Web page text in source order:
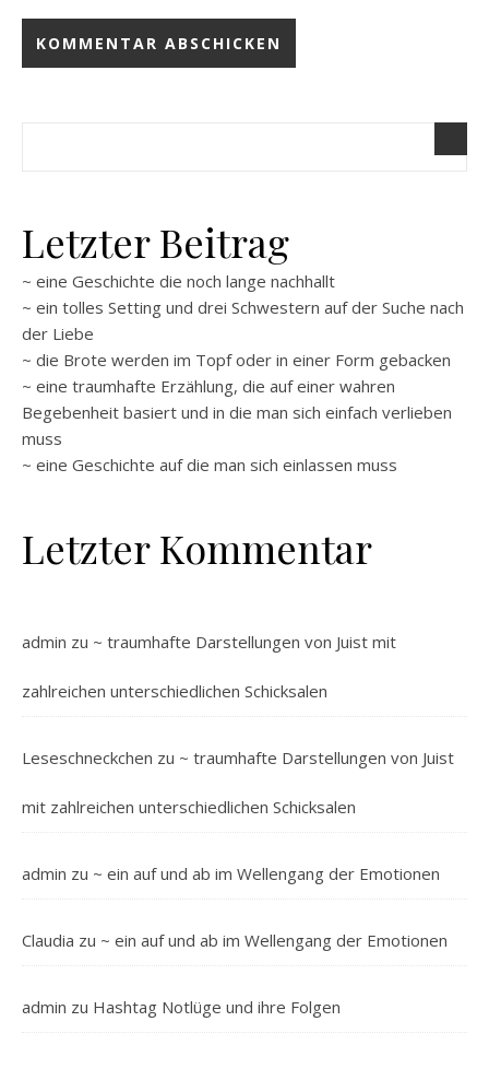
Letzter Beitrag
~ eine Geschichte die noch lange nachhallt
~ ein tolles Setting und drei Schwestern auf der Suche nach
der Liebe
~ die Brote werden im Topf oder in einer Form gebacken
~ eine traumhafte Erzählung, die auf einer wahren
Begebenheit basiert und in die man sich einfach verlieben
muss
~ eine Geschichte auf die man sich einlassen muss
Letzter Kommentar
admin zu ~ traumhafte Darstellungen von Juist mit
zahlreichen unterschiedlichen Schicksalen
Leseschneckchen zu ~ traumhafte Darstellungen von Juist
mit zahlreichen unterschiedlichen Schicksalen
admin zu ~ ein auf und ab im Wellengang der Emotionen
Claudia zu ~ ein auf und ab im Wellengang der Emotionen
admin zu Hashtag Notlüge und ihre Folgen